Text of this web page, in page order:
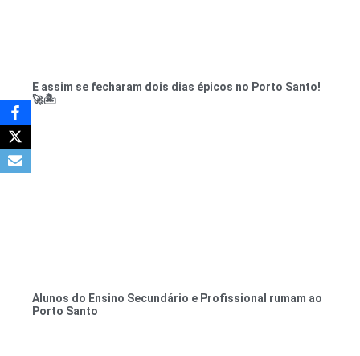
E assim se fecharam dois dias épicos no Porto Santo!
🚀🏝️
Alunos do Ensino Secundário e Profissional rumam ao
Porto Santo